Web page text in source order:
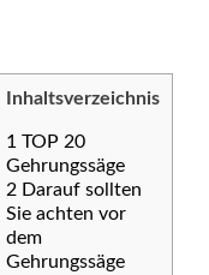
Inhaltsverzeichnis
1 TOP 20
Gehrungssäge
2 Darauf sollten
Sie achten vor
dem
Gehrungssäge